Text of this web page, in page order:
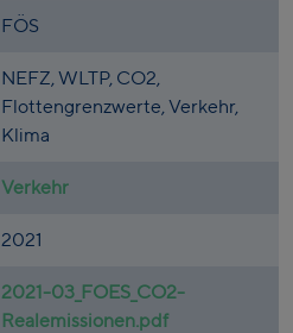
FÖS
NEFZ, WLTP, CO2,
Flottengrenzwerte, Verkehr,
Klima
Verkehr
2021
2021-03_FOES_CO2-
Realemissionen.pdf